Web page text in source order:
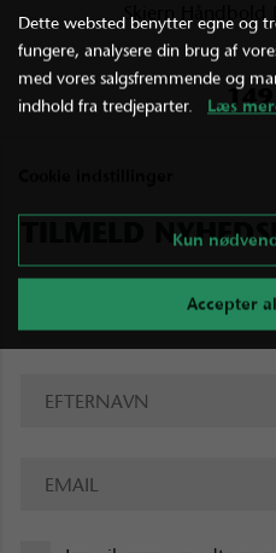
Skjern Håndbold
149
TILMELD
Dette websted benytter egne og
fungere, analysere din brug af
med vores salgsfremmende og
indhold fra tredjeparter. Læs
Kun
Accepter